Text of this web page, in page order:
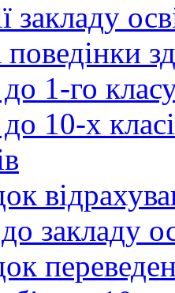
закладу
1-го
10-х
закладу